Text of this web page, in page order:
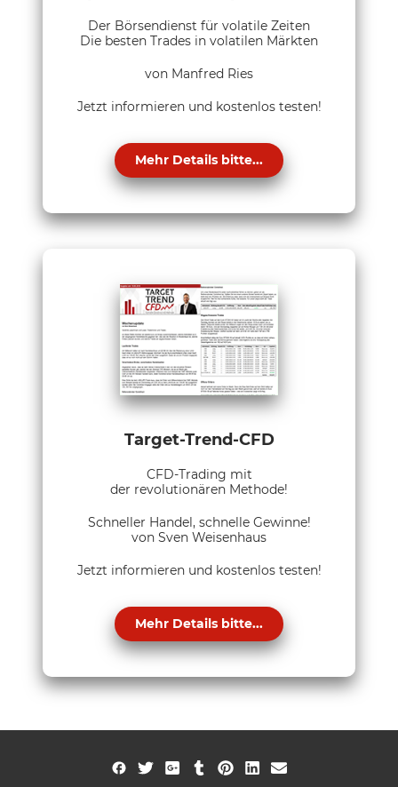
Der Börsendienst für volatile Zeiten
Die besten Trades in volatilen Märkten
von Manfred Ries
Jetzt informieren und kostenlos testen!
Mehr Details bitte...
Target-Trend-CFD
CFD-Trading mit
der revolutionären Methode!
Schneller Handel, schnelle Gewinne!
von Sven Weisenhaus
Jetzt informieren und kostenlos testen!
Mehr Details bitte...